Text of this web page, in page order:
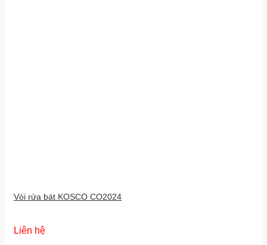
Vòi rửa bát KOSCO CO2024
Liên hệ